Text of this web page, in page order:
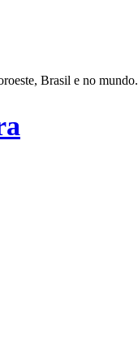
Brasil e no mundo.